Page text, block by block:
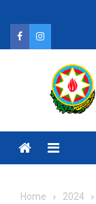
content
Home 2024